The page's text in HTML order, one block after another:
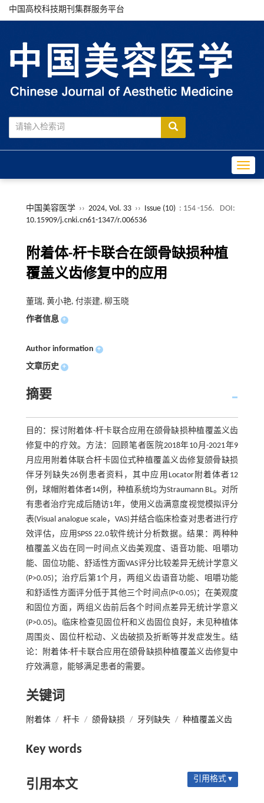
中国高校科技期刊集群服务平台
中国美容医学 ›› 2024, Vol. 33 ›› Issue (10) : 154 -156.
DOI:
10.15909/j.cnki.cn61-1347/r.006536
附着体-杆卡联合在颌骨缺损种植
覆盖义齿修复中的应用
董瑞, 黄小艳, 付崇建, 柳玉晓
作者信息 +
Author information +
文章历史 +
摘要
目的：探讨附着体-杆卡联合应用在颌骨缺损种植覆盖义齿
修复中的疗效。方法：回顾笔者医院2018年10月-2021年9
月应用附着体联合杆卡固位式种植覆盖义齿修复颌骨缺损
伴牙列缺失26例患者资料，其中应用Locator附着体者12
例，球帽附着体者14例，种植系统均为Straumann BL。对所
有患者治疗完成后随访1年，使用义齿满意度视觉模拟评分
表(Visual analogue scale，VAS)并结合临床检查对患者进行疗
效评估，应用SPSS 22.0软件统计分析数据。结果：两种种
植覆盖义齿在同一时间点义齿美观度、语音功能、咀嚼功
能、固位功能、舒适性方面VAS评分比较差异无统计学意义
(P>0.05)；治疗后第1个月，两组义齿语音功能、咀嚼功能
和舒适性方面评分低于其他三个时间点(P<0.05)；在美观度
和固位方面，两组义齿前后各个时间点差异无统计学意义
(P>0.05)。临床检查见固位杆和义齿固位良好，未见种植体
周围炎、固位杆松动、义齿破损及折断等并发症发生。结
论：附着体-杆卡联合应用在颌骨缺损种植覆盖义齿修复中
疗效满意，能够满足患者的需要。
关键词
附着体 / 杆卡 / 颌骨缺损 / 牙列缺失 / 种植覆盖义齿
Key words
引用本文 引用格式 ▾